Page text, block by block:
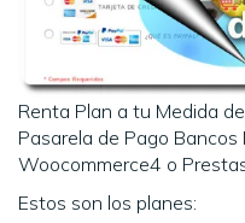
Renta Plan a tu Medida
Pasarela de Pago
Woocommerce4 o
Estos son los planes: